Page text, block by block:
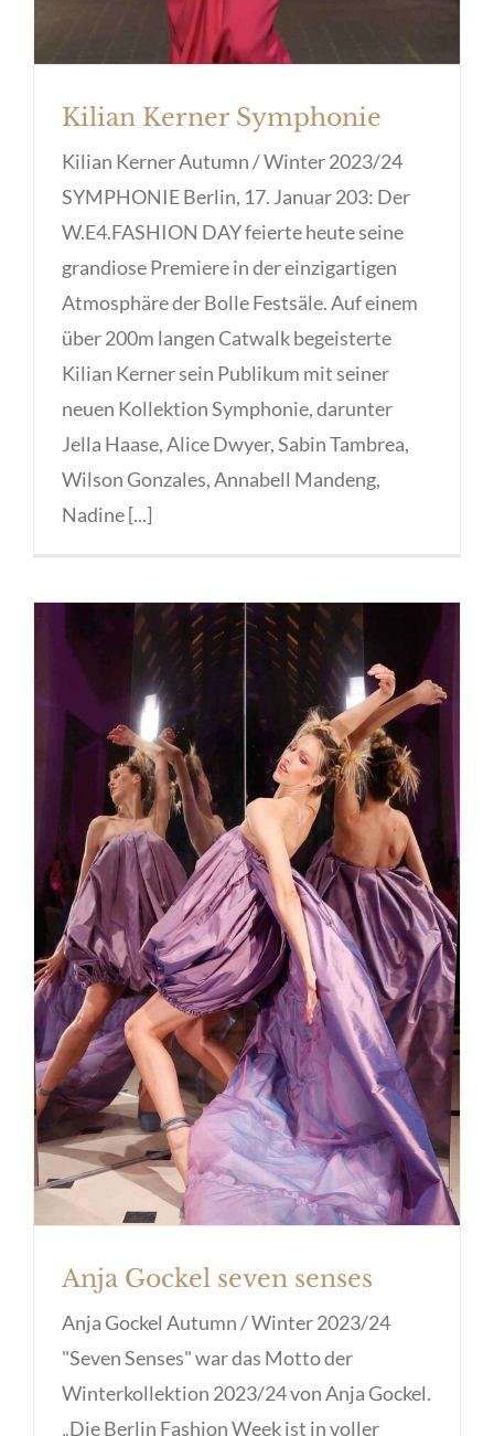
Kilian Kerner Symphonie
Kilian Kerner Autumn / Winter 2023/24
SYMPHONIE Berlin, 17. Januar 203: Der
W.E4.FASHION DAY feierte heute seine
grandiose Premiere in der einzigartigen
Atmosphäre der Bolle Festsäle. Auf einem
über 200m langen Catwalk begeisterte
Kilian Kerner sein Publikum mit seiner
neuen Kollektion Symphonie, darunter
Jella Haase, Alice Dwyer, Sabin Tambrea,
Wilson Gonzales, Annabell Mandeng,
Nadine [...]
Anja Gockel seven senses
Anja Gockel seven senses
Anja Gockel Autumn / Winter 2023/24
"Seven Senses" war das Motto der
Winterkollektion 2023/24 von Anja Gockel.
„Die Berlin Fashion Week ist in voller